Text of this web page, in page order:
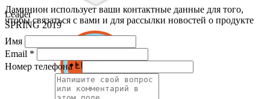
Leader
SPRING 2019
Даминион использует ваши контактные данные для того,
чтобы связаться с вами и для рассылки новостей о продукте
Имя
Email *
Номер телефона *